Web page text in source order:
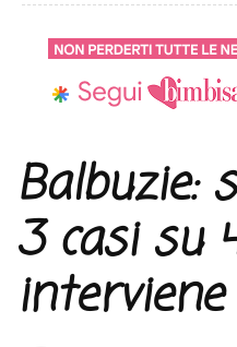
Balbuzie:
3 casi su